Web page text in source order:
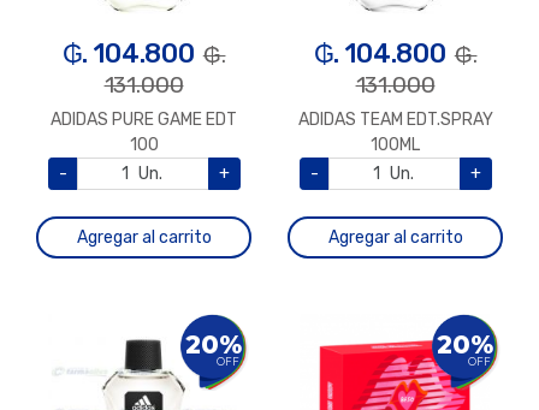
₲. 104.800 ₲.
131.000
ADIDAS PURE GAME EDT
100
-
Un. +
Agregar al carrito
₲. 104.800 ₲.
131.000
ADIDAS TEAM EDT.SPRAY
100ML
-
Un. +
Agregar al carrito
20%
OFF
20%
OFF